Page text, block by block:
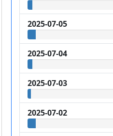
2025-07-05
2025-07-04
2025-07-03
2025-07-02